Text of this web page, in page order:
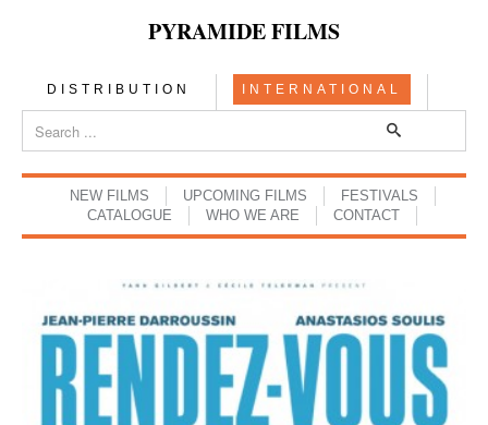
PYRAMIDE FILMS
DISTRIBUTION INTERNATIONAL
NEW FILMS UPCOMING FILMS
FESTIVALS
CATALOGUE
WHO WE ARE CONTACT